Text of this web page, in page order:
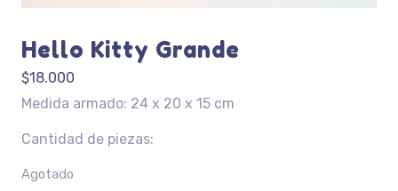
Hello Kitty Grande
$18.000
Medida armado: 24 x 20 x 15 cm
Cantidad de piezas:
Agotado